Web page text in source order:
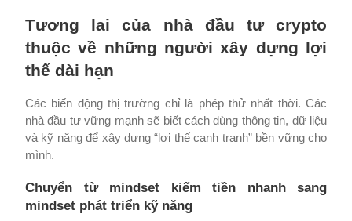
Tương lai của nhà đầu tư crypto
thuộc về những người xây dựng lợi
thế dài hạn
Các biến động thị trường chỉ là phép thử nhất thời. Các
nhà đầu tư vững mạnh sẽ biết cách dùng thông tin, dữ liệu
và kỹ năng để xây dựng “lợi thế cạnh tranh” bền vững cho
mình.
Chuyển từ mindset kiếm tiền nhanh sang
mindset phát triển kỹ năng